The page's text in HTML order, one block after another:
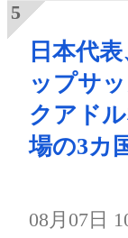
日本代
ップサ
クアド
場の3カ
08月07日